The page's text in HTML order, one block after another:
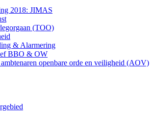
2018: JIMAS
(TOO)
& Alarmering
BBO & OW
openbare orde en veiligheid (AOV)